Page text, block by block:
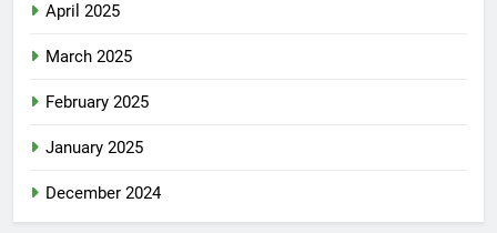
April 2025
March 2025
February 2025
January 2025
December 2024